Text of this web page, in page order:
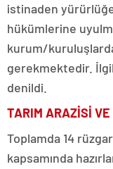
istinaden
hükümlerine
kurum/
gerekmektedir.
denildi.
TARIM ARAZİSİ
Toplamda 14
kapsamında